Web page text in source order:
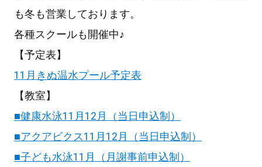
も冬も営業しております。
各種スクールも開催中♪
【予定表】
11月きぬ温水プール予定表
【教室】
■健康水泳11月12月（当日申込制）
■アクアビクス11月12月（当日申込制）
■子ども水泳11月（月謝事前申込制）